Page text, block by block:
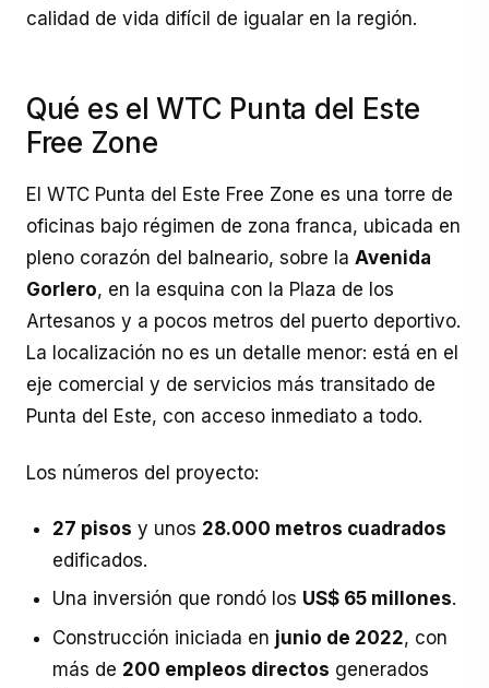
calidad de vida difícil de igualar en la región.
Qué es el WTC Punta del Este
Free Zone
El WTC Punta del Este Free Zone es una torre de
oficinas bajo régimen de zona franca, ubicada en
pleno corazón del balneario, sobre la Avenida
Gorlero, en la esquina con la Plaza de los
Artesanos y a pocos metros del puerto deportivo.
La localización no es un detalle menor: está en el
eje comercial y de servicios más transitado de
Punta del Este, con acceso inmediato a todo.
Los números del proyecto:
27 pisos y unos 28.000 metros cuadrados
edificados.
Una inversión que rondó los US$ 65 millones.
Construcción iniciada en junio de 2022, con
más de 200 empleos directos generados